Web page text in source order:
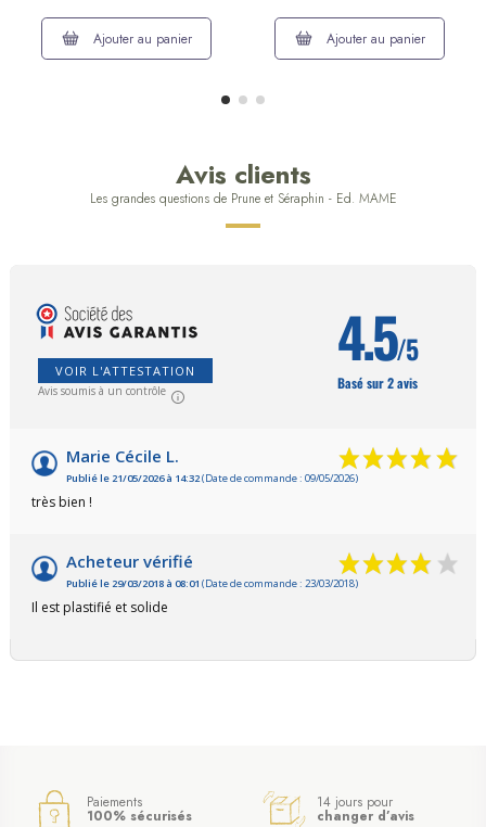
Ajouter au panier Ajouter au panier
Avis clients
Les grandes questions de Prune et Séraphin - Ed. MAME
VOIR L'ATTESTATION
Avis soumis à un contrôle
4.5/5
Basé sur 2 avis
Marie Cécile L.
Publié le 21/05/2026 à 14:32(Date de commande : 09/05/2026)
très bien !
Acheteur vérifié
Publié le 29/03/2018 à 08:01 (Date de commande : 23/03/2018)
Il est plastifié et solide
Paiements
100% sécurisés
14 jours pour
changer d’avis